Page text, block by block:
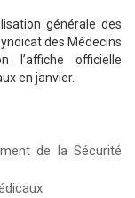
générale des
des Médecins
l’affiche officielle
en janvier.
de la Sécurité